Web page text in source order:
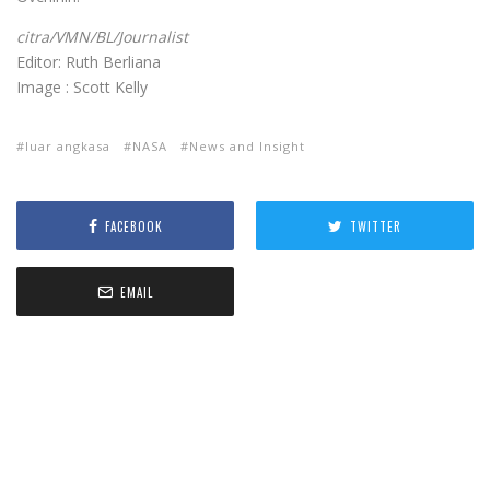
citra/VMN/BL/Journalist
Editor: Ruth Berliana
Image : Scott Kelly
luar angkasa NASA News and Insight
FACEBOOK TWITTER
EMAIL